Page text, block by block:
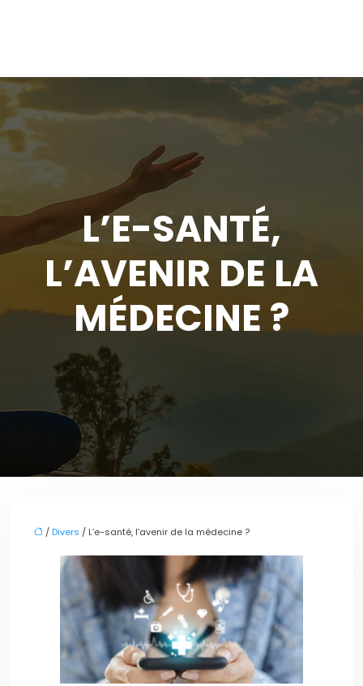
L’E-SANTÉ,
L’AVENIR DE LA
MÉDECINE ?
/ Divers / L’e-santé, l’avenir de la médecine ?